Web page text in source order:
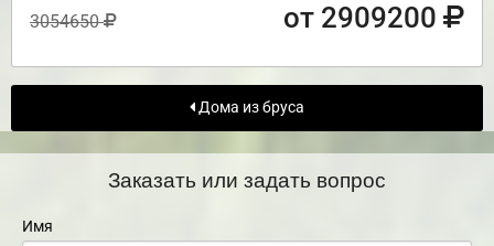
3054650 от 2909200
Дома из бруса
Заказать или задать вопрос
Имя